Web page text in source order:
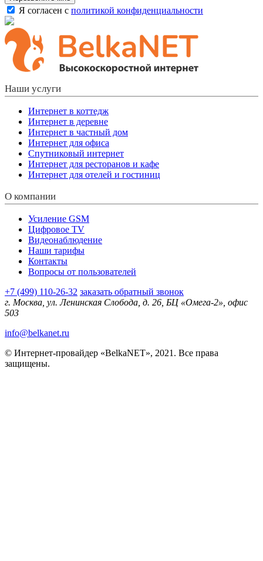
Я согласен с политикой конфиденциальности
Наши услуги
Интернет в коттедж
Интернет в деревне
Интернет в частный дом
Интернет для офиса
Спутниковый интернет
Интернет для ресторанов и кафе
Интернет для отелей и гостиниц
О компании
Усиление GSM
Цифровое TV
Видеонаблюдение
Наши тарифы
Контакты
Вопросы от пользователей
+7 (499) 110-26-32 заказать обратный звонок
г. Москва, ул. Ленинская Слобода, д. 26, БЦ «Омега-2», офис
503
info@belkanet.ru
© Интернет-провайдер «BelkaNET», 2021. Все права
защищены.